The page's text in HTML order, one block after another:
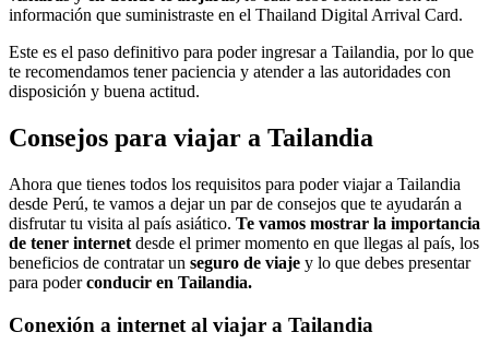
información que suministraste en el Thailand Digital Arrival Card.
Este es el paso definitivo para poder ingresar a Tailandia, por lo que
te recomendamos tener paciencia y atender a las autoridades con
disposición y buena actitud.
Consejos para viajar a Tailandia
Ahora que tienes todos los requisitos para poder viajar a Tailandia
desde Perú, te vamos a dejar un par de consejos que te ayudarán a
disfrutar tu visita al país asiático. Te vamos mostrar la importancia
de tener internet desde el primer momento en que llegas al país, los
beneficios de contratar un seguro de viaje y lo que debes presentar
para poderconducir en Tailandia.
Conexión a internet al viajar a Tailandia